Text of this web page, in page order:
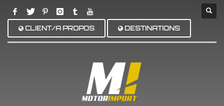
CLIENT/A PROPOS DESTINATIONS